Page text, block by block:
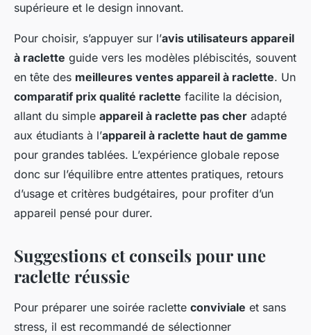
supérieure et le design innovant.
Pour choisir, s’appuyer sur l’avis utilisateurs appareil
à raclette guide vers les modèles plébiscités, souvent
en tête des meilleures ventes appareil à raclette. Un
comparatif prix qualité raclette facilite la décision,
allant du simple appareil à raclette pas cher adapté
aux étudiants à l’appareil à raclette haut de gamme
pour grandes tablées. L’expérience globale repose
donc sur l’équilibre entre attentes pratiques, retours
d’usage et critères budgétaires, pour profiter d’un
appareil pensé pour durer.
Suggestions et conseils pour une
raclette réussie
Pour préparer une soirée raclette conviviale et sans
stress, il est recommandé de sélectionner